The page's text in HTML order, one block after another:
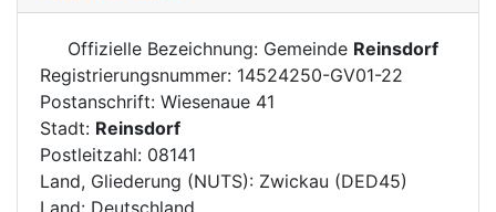
Offizielle Bezeichnung: Gemeinde Reinsdorf
Registrierungsnummer: 14524250-GV01-22
Postanschrift: Wiesenaue 41
Stadt: Reinsdorf
Postleitzahl: 08141
Land, Gliederung (NUTS): Zwickau (DED45)
Land: Deutschland